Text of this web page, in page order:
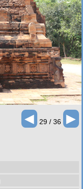
◄ 29 / 36 ►